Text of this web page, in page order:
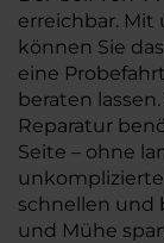
erreichbar. Mit
können Sie
eine
beraten
Reparatur
Seite – ohne
schnellen und
und Mühe